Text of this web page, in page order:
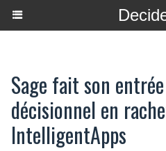
Sage fait son
décisionnel en
IntelligentApps